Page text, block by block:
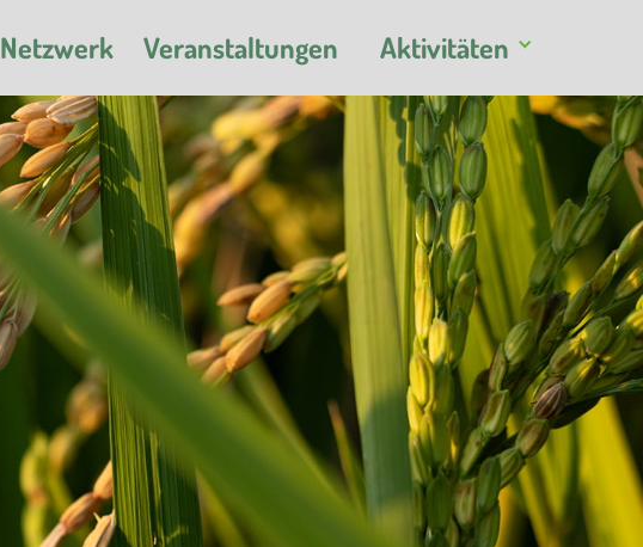
Netzwerk Veranstaltungen Aktivitäten